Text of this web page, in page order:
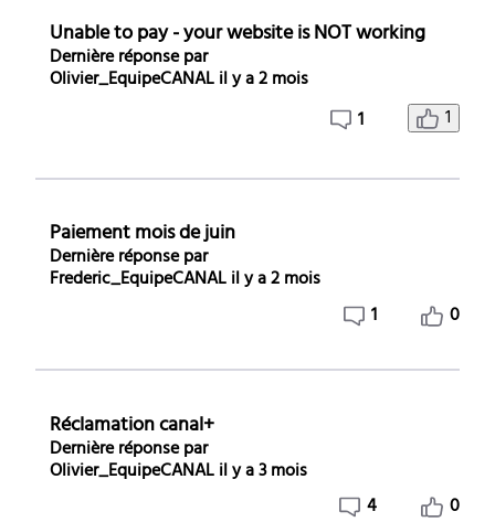
Unable to pay - your website is NOT working
Dernière réponse par
Olivier_EquipeCANAL il y a 2 mois
1
1
Paiement mois de juin
Dernière réponse par
Frederic_EquipeCANAL il y a 2 mois
1
0
Réclamation canal+
Dernière réponse par
Olivier_EquipeCANAL il y a 3 mois
4
0